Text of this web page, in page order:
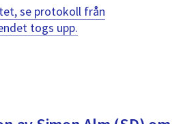
för
att
navigera
se protokoll från
togs upp.